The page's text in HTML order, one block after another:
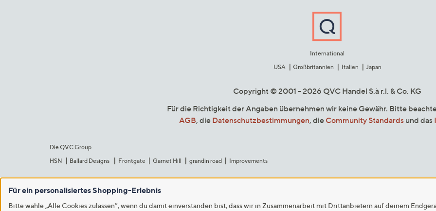
International
USA
Großbritannien Italien Japan
Copyright © 2001 - 2026 QVC Handel S.à r.l. & Co. KG
Für die Richtigkeit der Angaben übernehmen wir keine Gewähr. Bitte
AGB, die Datenschutzbestimmungen, die Community Standardsund das
Die QVC Group
HSN
Ballard Designs Frontgate Garnet Hill grandin road Improvements
Für ein personalisiertes Shopping-Erlebnis
Bitte wähle „Alle Cookies zulassen“, wenn du damit einverstanden bist, dass wir in Zusammenarbeit mit Drittanbietern auf deinem